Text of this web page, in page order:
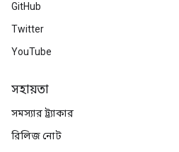
GitHub
Twitter
YouTube
সহায়তা
সমস্যার ট্র্যাকার
রিলিজ নোট